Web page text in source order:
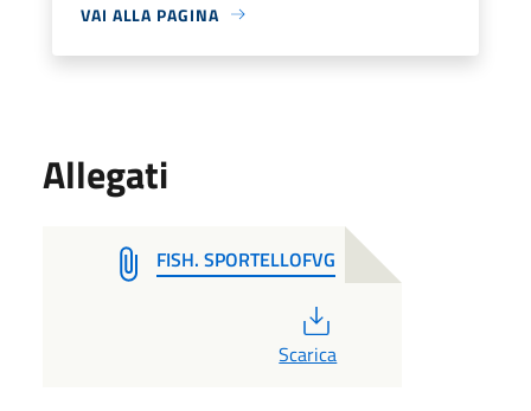
VAI ALLA PAGINA
Allegati
FISH. SPORTELLOFVG
Scarica